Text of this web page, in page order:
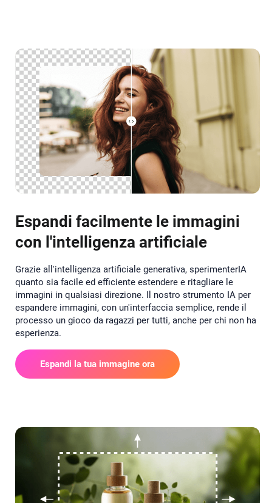
Espandi facilmente le immagini
con l'intelligenza artificiale
Grazie all'intelligenza artificiale generativa, sperimenterIA
quanto sia facile ed efficiente estendere e ritagliare le
immagini in qualsiasi direzione. Il nostro strumento IA per
espandere immagini, con un'interfaccia semplice, rende il
processo un gioco da ragazzi per tutti, anche per chi non ha
esperienza.
Espandi la tua immagine ora